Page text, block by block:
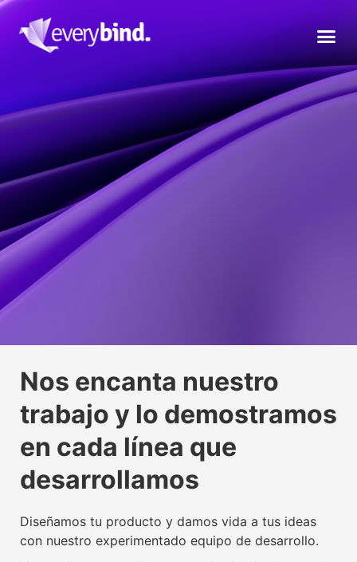
propulsora del IoT mundial
Conoce nuestra tecnología beacon
usuarios y empresas
Conoce nuestra factoría UX
oficial del Kit Digital
Leer más
propulsora del IoT mundial
Conoce nuestra tecnología beacon
usuarios y empresas
Conoce nuestra factoría UX
oficial del Kit Digital
Leer más
propulsora del IoT mundial
Conoce nuestra tecnología beacon
usuarios y empresas
Conoce nuestra factoría UX
oficial del Kit Digital
Leer más
Nos encanta nuestro
trabajo y lo demostramos
en cada línea que
desarrollamos
Diseñamos tu producto y damos vida a tus ideas
con nuestro experimentado equipo de desarrollo.